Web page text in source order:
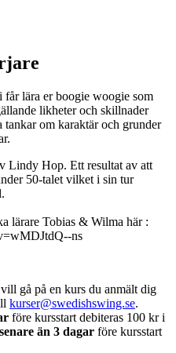
lära er boogie woogie som
likheter och skillnader
om karaktär och grunder
Lindy Hop. Ett resultat av att
50-talet vilket i sin tur
lärare Tobias & Wilma här :
ns
gå på en kurs du anmält dig
kurser@swedishswing.se.
före kursstart debiteras 100 kr i
senare än 3 dagar före kursstart